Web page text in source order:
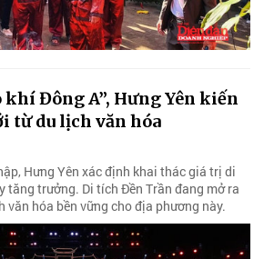
Đông A”, Hưng Yên kiến
từ du lịch văn hóa
Hưng Yên xác định khai thác giá trị di
tăng trưởng. Di tích Đền Trần đang mở ra
văn hóa bền vững cho địa phương này.